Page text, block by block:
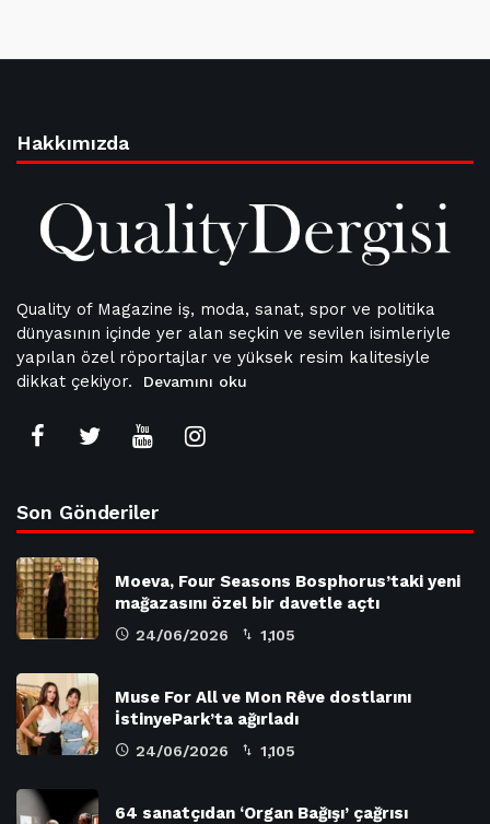
Hakkımızda
Quality of Magazine iş, moda, sanat, spor ve politika
dünyasının içinde yer alan seçkin ve sevilen isimleriyle
yapılan özel röportajlar ve yüksek resim kalitesiyle
dikkat çekiyor.
Devamını oku
Son Gönderiler
Moeva, Four Seasons Bosphorus’taki yeni
mağazasını özel bir davetle açtı
24/06/2026 1,105
Muse For All ve Mon Rêve dostlarını
İstinyePark’ta ağırladı
24/06/2026 1,105
64 sanatçıdan ‘Organ Bağışı’ çağrısı